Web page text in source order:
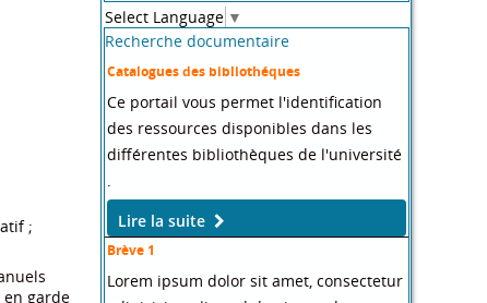
;
garde
Select Language ▼
Recherche documentaire
Catalogues des bibliothéques
Ce portail vous permet l'identification
des ressources disponibles dans les
différentes bibliothèques de l'université
.
Lire la suite
Brève 1
Lorem ipsum dolor sit amet, consectetur